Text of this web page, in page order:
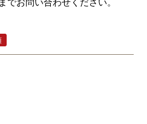
でお問い合わせください。